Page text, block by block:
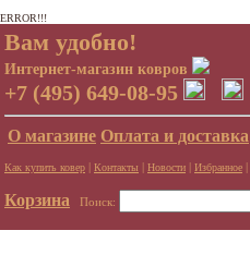
ERROR!!!
Вам удобно!
Интернет-магазин ковров
+7 (495) 649-08-95
О магазине Оплата и доставка
Как купить ковер | Контакты | Новости | Избранное |
Корзина Поиск: